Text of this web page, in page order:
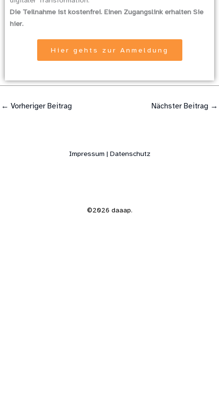
Die Teilnahme ist kostenfrei. Einen Zugangslink erhalten Sie
hier.
Hier gehts zur Anmeldung
← Vorheriger Beitrag Nächster Beitrag →
Impressum | Datenschutz
©2026 daaap.